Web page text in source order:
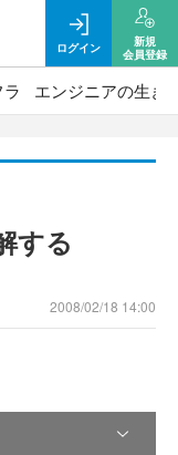
ログイン
新規
会員登録
エンジニアの生き
する
2008/02/18 14:00